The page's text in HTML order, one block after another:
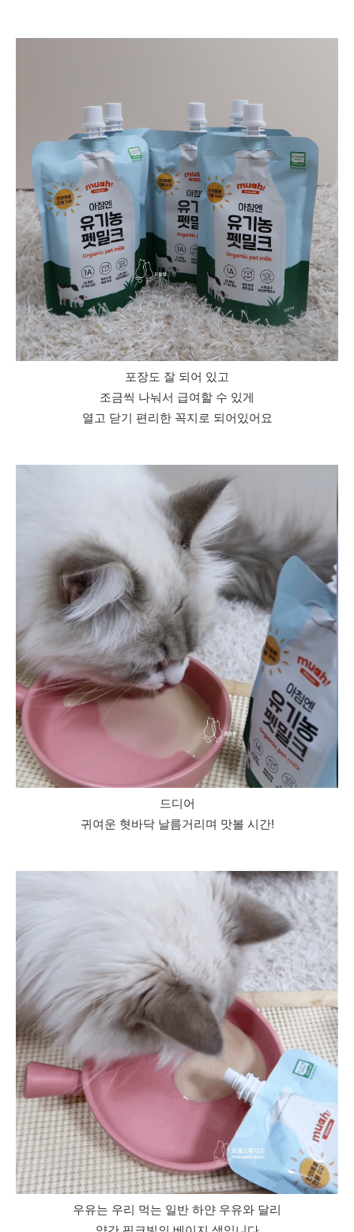
포장도 잘 되어 있고
조금씩 나눠서 급여할 수 있게
열고 닫기 편리한 꼭지로 되어있어요
드디어
귀여운 혓바닥 날름거리며 맛볼 시간!
우유는 우리 먹는 일반 하얀 우유와 달리